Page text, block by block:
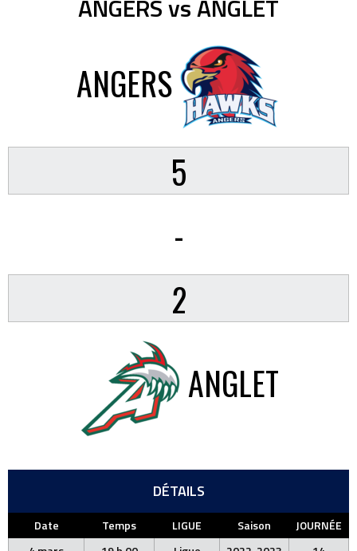
ANGERS vs ANGLET
ANGERS
5
-
2
ANGLET
DÉTAILS
Date Temps LIGUE Saison
JOURNÉE